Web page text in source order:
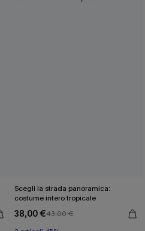
Scegli la strada panoramica:
costume intero tropicale
38,00 €43,00 €